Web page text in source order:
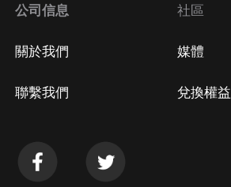
公司信息
關於我們
聯繫我們
社區
媒體
兌換權益